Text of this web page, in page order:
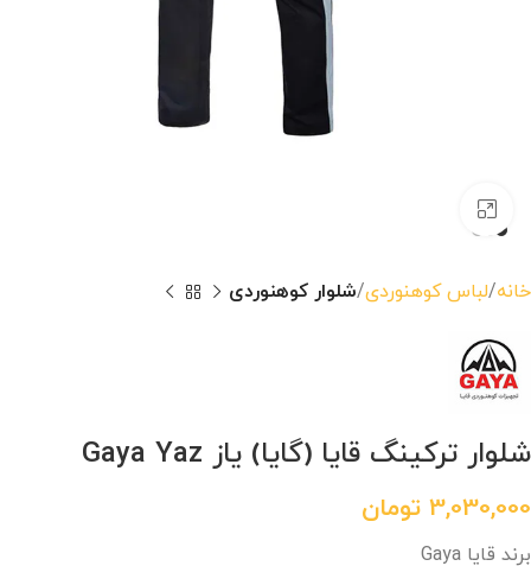
خانه لباس کوهنوردی شلوار کوهنوردی
شلوار ترکینگ قایا (گایا) یاز Gaya Yaz
3,030,000 تومان
برند قایا Gaya